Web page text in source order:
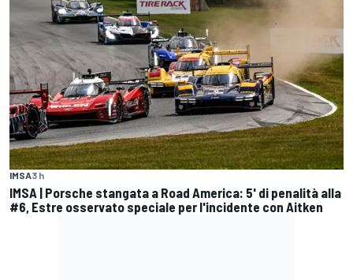
IMSA3 h
IMSA | Porsche stangata a Road America: 5' di penalità alla
#6, Estre osservato speciale per l'incidente con Aitken